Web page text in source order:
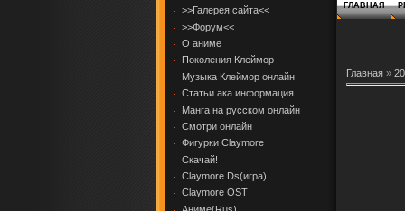
>>Галерея сайта<<
>>Форум<<
О аниме
Поколения Клеймор
Музыка Клеймор онлайн
Статьи ака информация
Манга на русском онлайн
Смотри онлайн
Фигурки Claymore
Скачай!
Claymore Ds(игра)
Claymore OST
ГЛАВНАЯ
Главная»